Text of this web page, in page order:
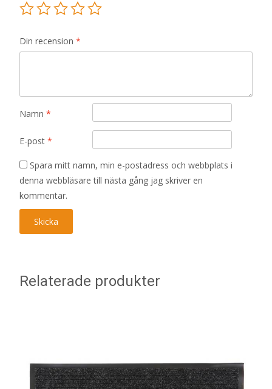
Din recension *
Namn *
E-post *
Spara mitt namn, min e-postadress och webbplats i
denna webbläsare till nästa gång jag skriver en
kommentar.
Relaterade produkter